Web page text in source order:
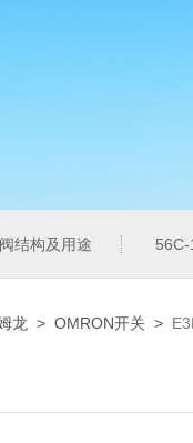
结构及用途
龙 > OMRON开关 >